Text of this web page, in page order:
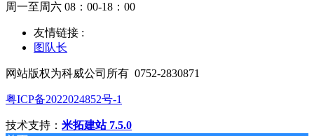
周一至周六 08：00-18：00
友情链接 :
图队长
网站版权为科威公司所有 0752-2830871
粤ICP备2022024852号-1
技术支持： 米拓建站 7.5.0